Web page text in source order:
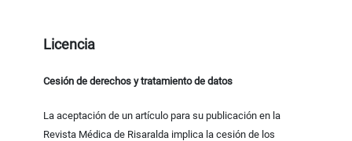
Licencia
Cesión de derechos y tratamiento de datos
La aceptación de un artículo para su publicación en la
Revista Médica de Risaralda implica la cesión de los